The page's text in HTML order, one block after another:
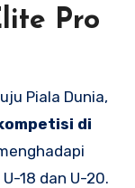
Pro
Piala Dunia,
di
18 dan U-20.